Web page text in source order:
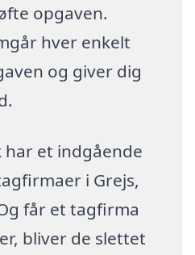
opgaven.
hver enkelt
og giver dig
et indgående
i Grejs,
får et tagfirma
bliver de slettet